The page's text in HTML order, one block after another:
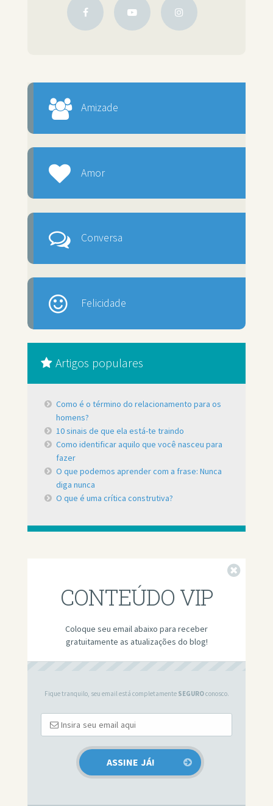
Amizade
Amor
Conversa
Felicidade
Artigos populares
Como é o término do relacionamento para os
homens?
10 sinais de que ela está-te traindo
Como identificar aquilo que você nasceu para
fazer
O que podemos aprender com a frase: Nunca
diga nunca
O que é uma crítica construtiva?
CONTEÚDO VIP
Coloque seu email abaixo para receber
gratuitamente as atualizações do blog!
Fique tranquilo, seu email está completamente SEGUROconosco.